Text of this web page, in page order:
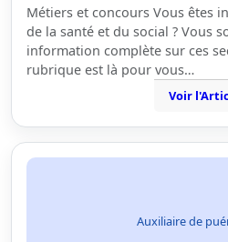
Métiers et concours Vous êtes
de la santé et du social ? Vous
information complète sur ces
rubrique est là pour vous…
Voir
Auxiliaire de